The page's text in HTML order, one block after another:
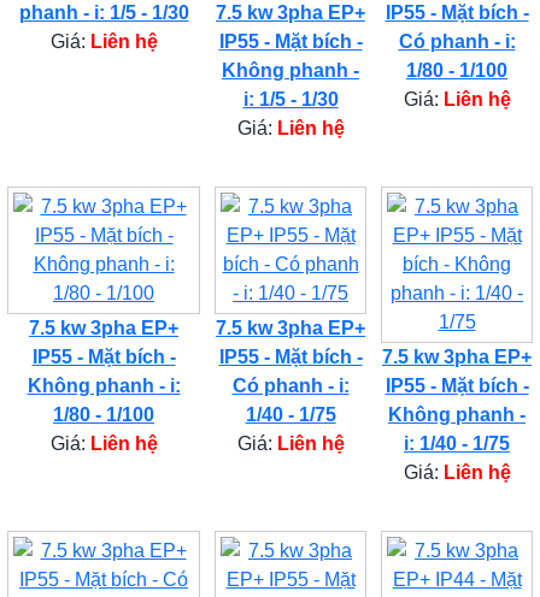
phanh - i: 1/5 - 1/30
Giá: Liên hệ
7.5 kw 3pha EP+
IP55 - Mặt bích -
Không phanh -
i: 1/5 - 1/30
Giá: Liên hệ
IP55 - Mặt bích -
Có phanh - i:
1/80 - 1/100
Giá: Liên hệ
7.5 kw 3pha EP+
IP55 - Mặt bích -
Không phanh - i:
1/80 - 1/100
Giá: Liên hệ
7.5 kw 3pha EP+
IP55 - Mặt bích -
Có phanh - i:
1/40 - 1/75
Giá: Liên hệ
7.5 kw 3pha EP+
IP55 - Mặt bích -
Không phanh -
i: 1/40 - 1/75
Giá: Liên hệ